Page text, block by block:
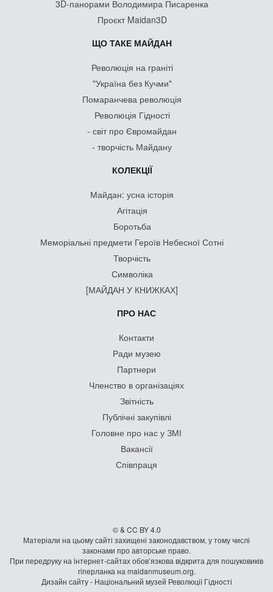
3D-панорами Володимира Писаренка
Проєкт Maidan3D
ЩО ТАКЕ МАЙДАН
Революція на граніті
"Україна без Кучми"
Помаранчева революція
Революція Гідності
- світ про Євромайдан
- творчість Майдану
КОЛЕКЦІЇ
Майдан: усна історія
Агітація
Боротьба
Меморіальні предмети Героїв Небесної Сотні
Творчість
Символіка
[МАЙДАН У КНИЖКАХ]
ПРО НАС
Контакти
Ради музею
Партнери
Членство в організаціях
Звітність
Публічні закупівлі
Головне про нас у ЗМІ
Вакансії
Співпраця
© & CC BY 4.0
Матеріали на цьому сайті захищені законодавством, у тому числі
законами про авторське право.
При передруку на iнтернет-сайтах обов’язкова відкрита для пошуковиків
гiперланка на maidanmuseum.org.
Дизайн сайту - Національний музей Революції Гідності